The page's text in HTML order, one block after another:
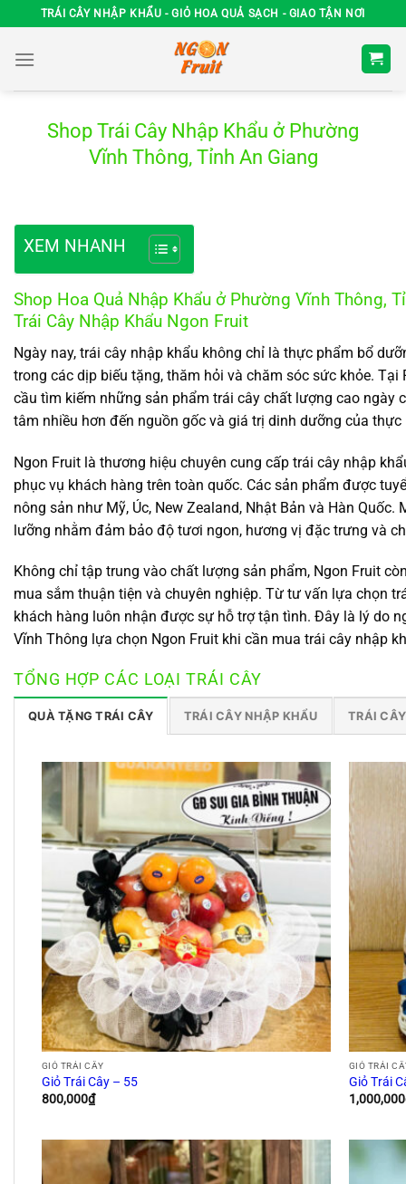
Chuyển
đến
nội
TRÁI CÂY NHẬP KHẨU - GIỎ HOA QUẢ SẠCH - GIAO TẬN NƠI
Shop Trái Cây Nhập Khẩu ở Phường
Vĩnh Thông, Tỉnh An Giang
XEM NHANH
Shop Hoa Quả Nhập Khẩu ở Phường Vĩnh Thông,
Trái Cây Nhập Khẩu Ngon Fruit
Ngày nay, trái cây nhập khẩu không chỉ là thực phẩm bổ
trong các dịp biếu tặng, thăm hỏi và chăm sóc sức khỏe. Tại
cầu tìm kiếm những sản phẩm trái cây chất lượng cao ngày
tâm nhiều hơn đến nguồn gốc và giá trị dinh dưỡng của thực
Ngon Fruit là thương hiệu chuyên cung cấp trái cây nhập
phục vụ khách hàng trên toàn quốc. Các sản phẩm được
nông sản như Mỹ, Úc, New Zealand, Nhật Bản và Hàn
lưỡng nhằm đảm bảo độ tươi ngon, hương vị đặc trưng và
Không chỉ tập trung vào chất lượng sản phẩm, Ngon Fruit
mua sắm thuận tiện và chuyên nghiệp. Từ tư vấn lựa chọn
khách hàng luôn nhận được sự hỗ trợ tận tình. Đây là lý do
Vĩnh Thông lựa chọn Ngon Fruit khi cần mua trái cây nhập
TỔNG HỢP CÁC LOẠI TRÁI CÂY
QUÀ TẶNG TRÁI CÂY TRÁI CÂY NHẬP KHẨU TRÁI
GIỎ TRÁI CÂY
Giỏ Trái Cây – 55
800,000₫
GIỎ TRÁI
Giỏ Trái
1,000,000